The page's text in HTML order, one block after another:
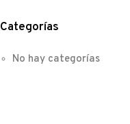
Categorías
No hay categorías